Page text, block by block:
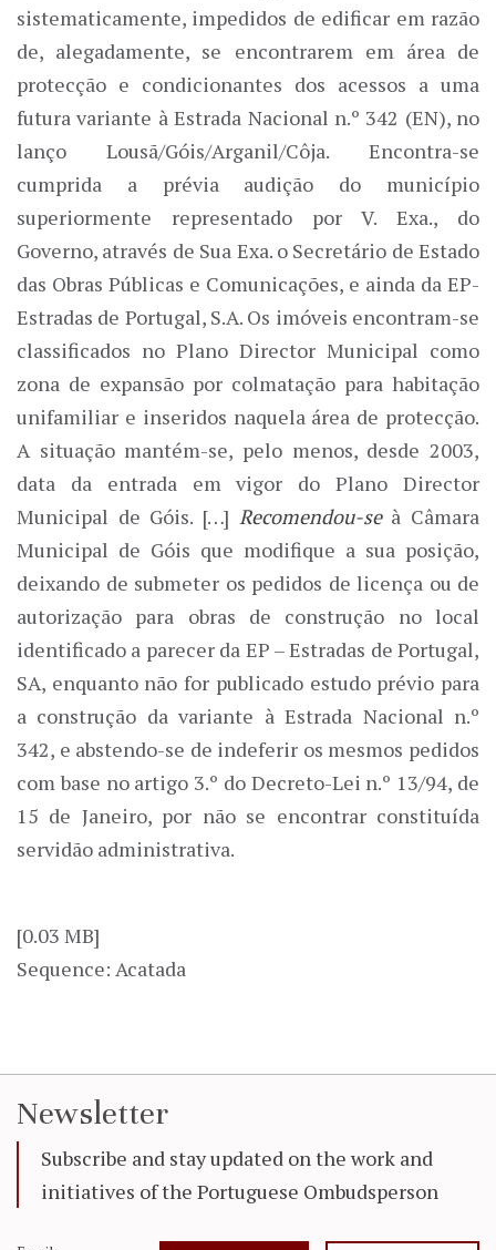
sistematicamente, impedidos de edificar em razão
de, alegadamente, se encontrarem em área de
protecção e condicionantes dos acessos a uma
futura variante à Estrada Nacional n.º 342 (EN), no
lanço Lousã/Góis/Arganil/Côja. Encontra-se
cumprida a prévia audição do município
superiormente representado por V. Exa., do
Governo, através de Sua Exa. o Secretário de Estado
das Obras Públicas e Comunicações, e ainda da EP-
Estradas de Portugal, S.A. Os imóveis encontram-se
classificados no Plano Director Municipal como
zona de expansão por colmatação para habitação
unifamiliar e inseridos naquela área de protecção.
A situação mantém-se, pelo menos, desde 2003,
data da entrada em vigor do Plano Director
Municipal de Góis. […] Recomendou-se à Câmara
Municipal de Góis que modifique a sua posição,
deixando de submeter os pedidos de licença ou de
autorização para obras de construção no local
identificado a parecer da EP – Estradas de Portugal,
SA, enquanto não for publicado estudo prévio para
a construção da variante à Estrada Nacional n.º
342, e abstendo-se de indeferir os mesmos pedidos
com base no artigo 3.º do Decreto-Lei n.º 13/94, de
15 de Janeiro, por não se encontrar constituída
servidão administrativa.
[0.03 MB]
Sequence: Acatada
Newsletter
Subscribe and stay updated on the work and
initiatives of the Portuguese Ombudsperson